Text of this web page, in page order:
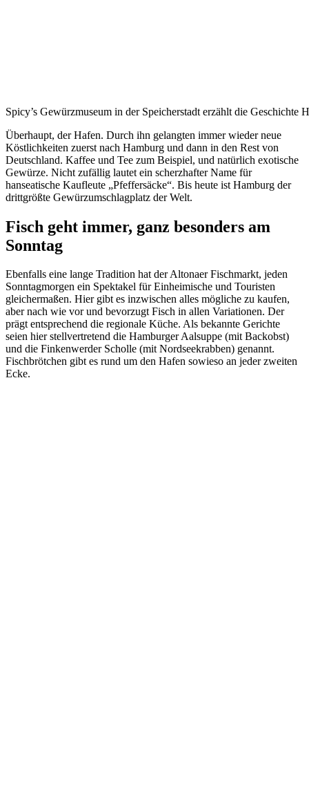
Spicy’s Gewürzmuseum in der Speicherstadt erzählt die
Überhaupt, der Hafen. Durch ihn gelangten immer wieder neue
Köstlichkeiten zuerst nach Hamburg und dann in den Rest von
Deutschland. Kaffee und Tee zum Beispiel, und natürlich exotische
Gewürze. Nicht zufällig lautet ein scherzhafter Name für
hanseatische Kaufleute „Pfeffersäcke“. Bis heute ist Hamburg der
drittgrößte Gewürzumschlagplatz der Welt.
Fisch geht immer, ganz besonders am
Sonntag
Ebenfalls eine lange Tradition hat der Altonaer Fischmarkt, jeden
Sonntagmorgen ein Spektakel für Einheimische und Touristen
gleichermaßen. Hier gibt es inzwischen alles mögliche zu kaufen,
aber nach wie vor und bevorzugt Fisch in allen Variationen. Der
prägt entsprechend die regionale Küche. Als bekannte Gerichte
seien hier stellvertretend die Hamburger Aalsuppe (mit Backobst)
und die Finkenwerder Scholle (mit Nordseekrabben) genannt.
Fischbrötchen gibt es rund um den Hafen sowieso an jeder zweiten
Ecke.